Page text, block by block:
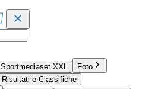
Sportmediaset XXL
Foto
Risultati e Classifiche